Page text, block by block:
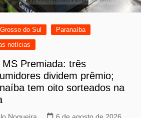
do Sul
Paranaíba
notícias
MS Premiada: três
dividem prêmio;
tem oito sorteados na